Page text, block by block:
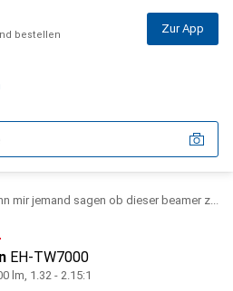
bestellen Zur App
mir jemand sagen ob dieser beamer z...
EH-TW7000
lm, 1.32 - 2.15:1